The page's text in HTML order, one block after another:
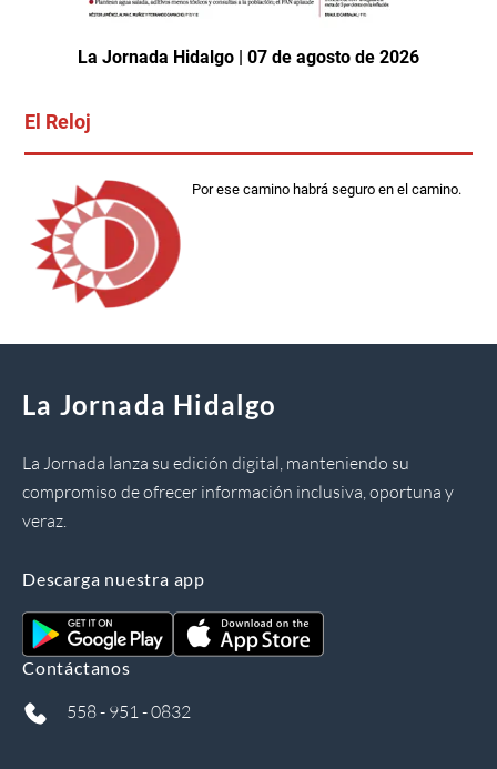
La Jornada Hidalgo | 07 de agosto de 2026
El Reloj
Por ese camino habrá seguro en el camino.
La Jornada Hidalgo
La Jornada lanza su edición digital, manteniendo su
compromiso de ofrecer información inclusiva, oportuna y
veraz.
Descarga nuestra app
Contáctanos
558 - 951 - 0832